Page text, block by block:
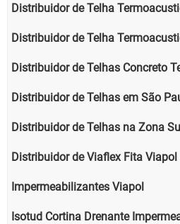
Distribuidor de Telha
Distribuidor de Telha
Distribuidor de Telhas Concreto
Distribuidor de Telhas em São
Distribuidor de Telhas na Zona
Distribuidor de Viaflex Fita Viapol
Impermeabilizantes Viapol
Isotud Cortina Drenante